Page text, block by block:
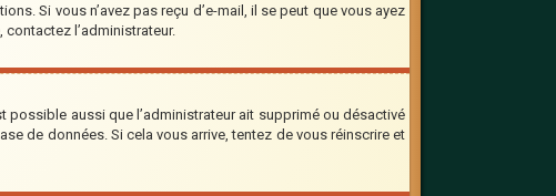
Si vous n’avez pas reçu d’e-mail, il se peut que vous ayez
contactez l’administrateur.
possible aussi que l’administrateur ait supprimé ou désactivé
de données. Si cela vous arrive, tentez de vous réinscrire et